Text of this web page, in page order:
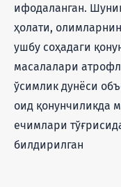
ифодаланган.
ҳолати,
ушбу соҳадаги
масалалари
ўсимлик дунёси
оид қонунчиликда
ечимлари
билдирилган